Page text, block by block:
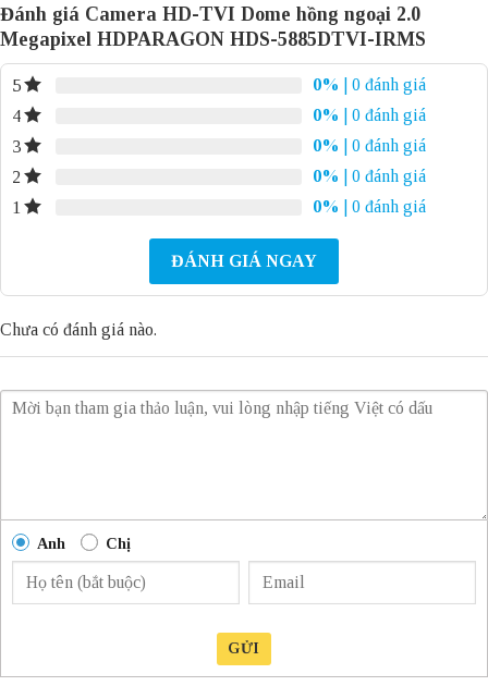
Đánh giá Camera HD-TVI Dome hồng ngoại 2.0
Megapixel HDPARAGON HDS-5885DTVI-IRMS
5 0%
| 0 đánh giá
4
0%
| 0 đánh giá
3
0%
| 0 đánh giá
2
0%
| 0 đánh giá
1
0% | 0 đánh giá
ĐÁNH GIÁ NGAY
Chưa có đánh giá nào.
Anh Chị
GỬI